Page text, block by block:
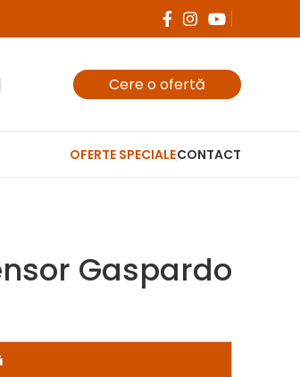
Cere o ofertă
OFERTE SPECIALECONTACT
Gaspardo